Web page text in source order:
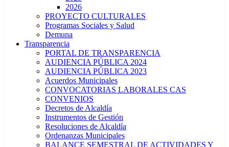
2026
PROYECTO CULTURALES
Programas Sociales y Salud
Demuna
Transparencia
PORTAL DE TRANSPARENCIA
AUDIENCIA PÚBLICA 2024
AUDIENCIA PÚBLICA 2023
Acuerdos Municipales
CONVOCATORIAS LABORALES CAS
CONVENIOS
Decretos de Alcaldía
Instrumentos de Gestión
Resoluciones de Alcaldía
Ordenanzas Municipales
BALANCE SEMESTRAL DE ACTIVIDADES Y